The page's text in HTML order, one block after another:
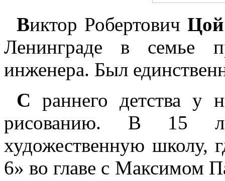
Виктор Робертович Цой
Ленинграде в семье
инженера. Был
С раннего детства у
рисованию. В 15
художественную школу,
6» во главе с Максимом